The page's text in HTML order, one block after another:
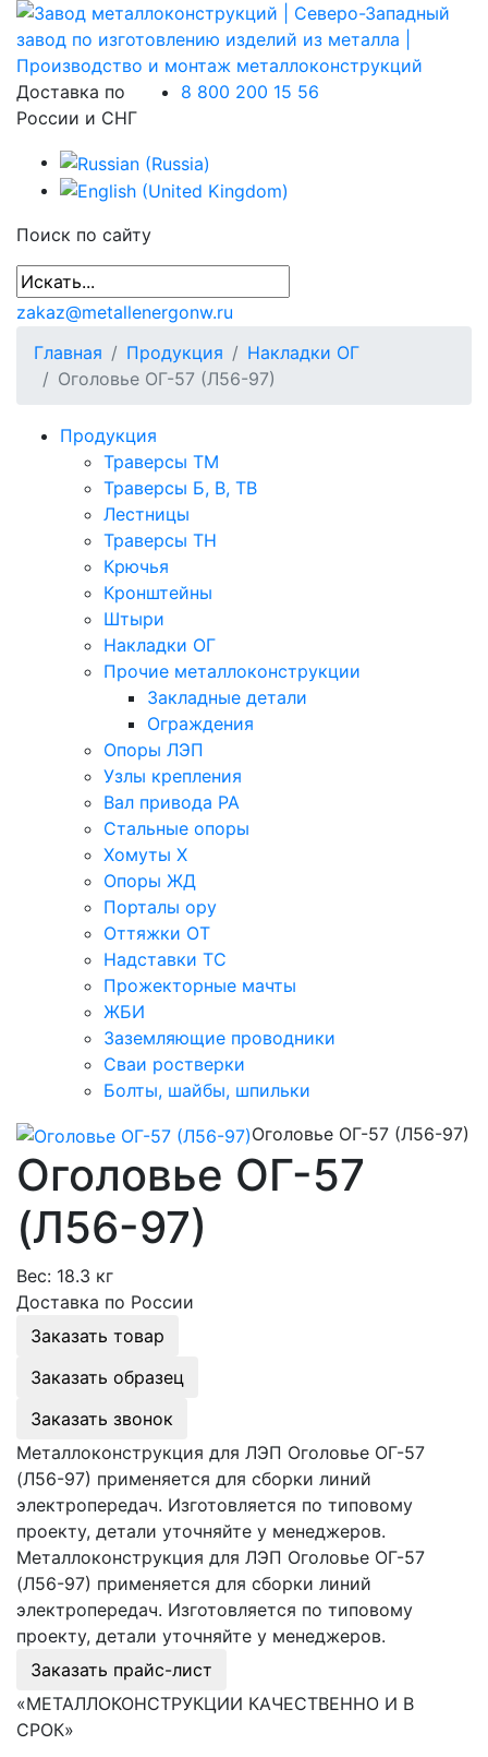
Доставка по
России и СНГ
8 800 200 15 56
Поиск по сайту
zakaz@metallenergonw.ru
Главная
Продукция
Накладки ОГ
Оголовье ОГ-57 (Л56-97)
Продукция
Траверсы ТМ
Траверсы Б, В, ТВ
Лестницы
Траверсы ТН
Крючья
Кронштейны
Штыри
Накладки ОГ
Прочие металлоконструкции
Закладные детали
Ограждения
Опоры ЛЭП
Узлы крепления
Вал привода РА
Стальные опоры
Хомуты Х
Опоры ЖД
Порталы ору
Оттяжки ОТ
Надставки ТС
Прожекторные мачты
ЖБИ
Заземляющие проводники
Сваи ростверки
Болты, шайбы, шпильки
Оголовье ОГ-57 (Л56-97)
Оголовье ОГ-57
(Л56-97)
Вес: 18.3 кг
Доставка по России
Заказать товар
Заказать образец
Заказать звонок
Металлоконструкция для ЛЭП Оголовье ОГ-57
(Л56-97) применяется для сборки линий
электропередач. Изготовляется по типовому
проекту, детали уточняйте у менеджеров.
Металлоконструкция для ЛЭП Оголовье ОГ-57
(Л56-97) применяется для сборки линий
электропередач. Изготовляется по типовому
проекту, детали уточняйте у менеджеров.
Заказать прайс-лист
«МЕТАЛЛОКОНСТРУКЦИИ КАЧЕСТВЕННО И В
СРОК»